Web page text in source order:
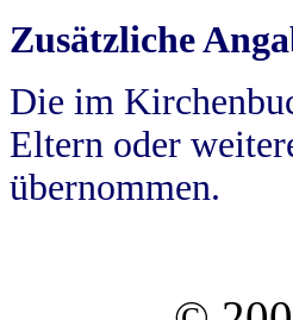
Zusätzliche
Die im
Eltern oder
übernommen.